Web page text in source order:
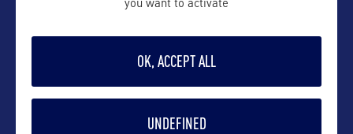
charlotte@uniqueconsulting.fr
Contact grand public
you want to activate
OK, ACCEPT ALL
UNDEFINED